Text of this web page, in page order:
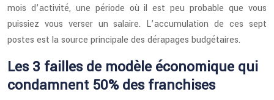
mois d’activité, une période où il est peu probable que vous
puissiez vous verser un salaire. L’accumulation de ces sept
postes est la source principale des dérapages budgétaires.
Les 3 failles de modèle économique qui
condamnent 50% des franchises